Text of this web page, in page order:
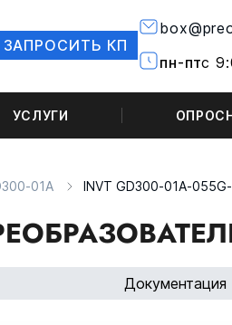
ЗАПРОСИТЬ КП
пн-птс
УСЛУГИ
01A INVT GD300-01A-
Документация